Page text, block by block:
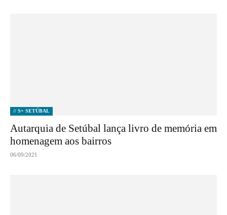
// S+ SETÚBAL
Autarquia de Setúbal lança livro de memória em
homenagem aos bairros
06/09/2021